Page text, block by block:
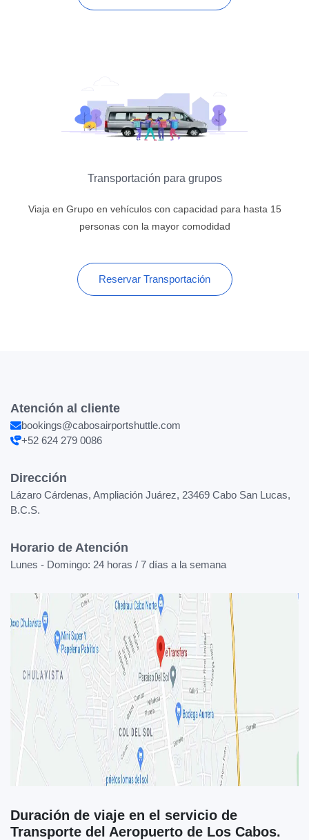
Transportación para grupos
Viaja en Grupo en vehículos con capacidad para hasta 15
personas con la mayor comodidad
Reservar Transportación
Atención al cliente
bookings@cabosairportshuttle.com
+52 624 279 0086
Dirección
Lázaro Cárdenas, Ampliación Juárez, 23469 Cabo San Lucas,
B.C.S.
Horario de Atención
Lunes - Domingo: 24 horas / 7 días a la semana
Duración de viaje en el servicio de
Transporte del Aeropuerto de Los Cabos.